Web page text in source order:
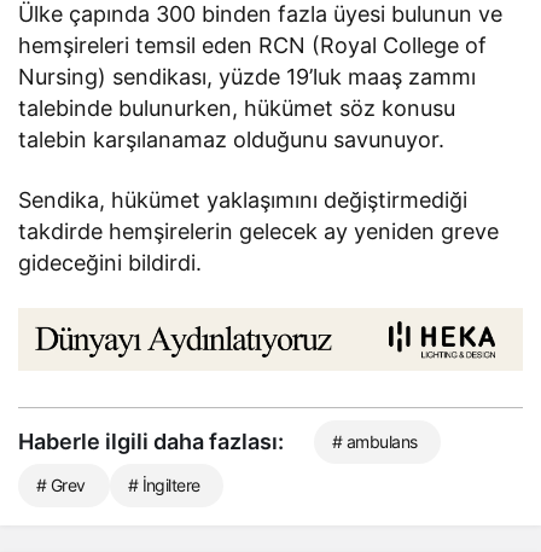
Ülke çapında 300 binden fazla üyesi bulunun ve
hemşireleri temsil eden RCN (Royal College of
Nursing) sendikası, yüzde 19’luk maaş zammı
talebinde bulunurken, hükümet söz konusu
talebin karşılanamaz olduğunu savunuyor.
Sendika, hükümet yaklaşımını değiştirmediği
takdirde hemşirelerin gelecek ay yeniden greve
gideceğini bildirdi.
Haberle ilgili daha fazlası: # ambulans
# Grev # İngiltere